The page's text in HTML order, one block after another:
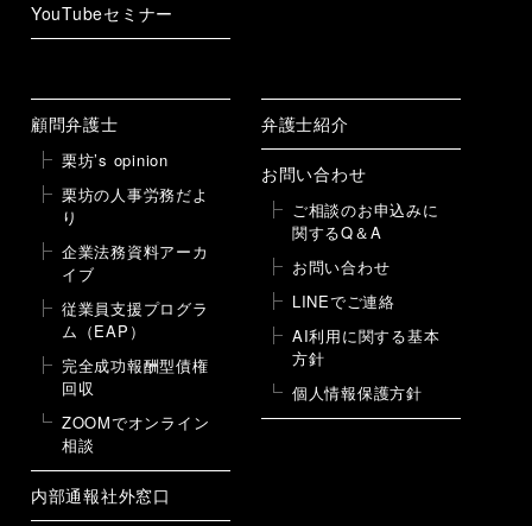
YouTubeセミナー
顧問弁護士
栗坊’s opinion
栗坊の人事労務だよ
り
企業法務資料アーカ
イブ
従業員支援プログラ
ム（EAP）
完全成功報酬型債権
回収
ZOOMでオンライン
相談
内部通報社外窓口
弁護士紹介
お問い合わせ
ご相談のお申込みに
関するQ＆A
お問い合わせ
LINEでご連絡
AI利用に関する基本
方針
個人情報保護方針